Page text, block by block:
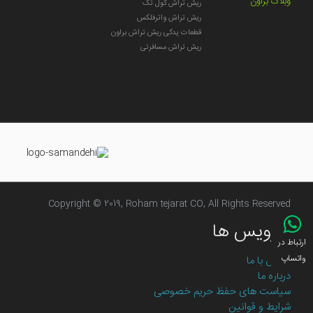
ریش تراش کول تک
ریش تراش واترفلکس
قطعات یدکی ریش تراش براون
ریش تراش مسافرتی
Copyright © 2019, Roham tejarat CO, All Rights Reserved
سرویس ها
تماس با ما
درباره ما
سیاست های حفظ حریم خصوصی
شرایط و قوانین
ارتباط در
واتساپ